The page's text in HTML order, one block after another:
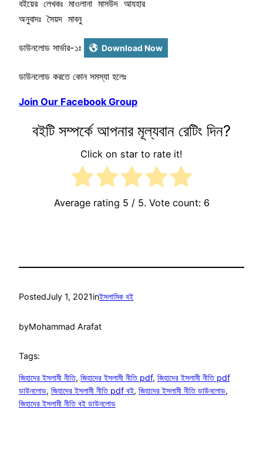
বইয়ের লেখকঃ মাওলানা মাসউদ আযহার
অনুবাদঃ সৈয়দ মাবনু
ডাউনলোড সার্ভার-১ঃ Download Now
ডাউনলোড করতে কোন সমস্যা হলেঃ
Join Our Facebook Group
বইটি সম্পর্কে আপনার মূল্যবান রেটিং দিন?
Click on star to rate it!
Average rating 5 / 5. Vote count: 6
PostedJuly 1, 2021inইসলামিক বই
byMohammad Arafat
Tags:
জিহাদের ইসলামী নীতি, জিহাদের ইসলামী নীতি pdf, জিহাদের ইসলামী নীতি pdf
ডাউনলোড, জিহাদের ইসলামী নীতি pdf বই, জিহাদের ইসলামী নীতি ডাউনলোড
জিহাদের ইসলামী নীতি বই ডাউনলোড